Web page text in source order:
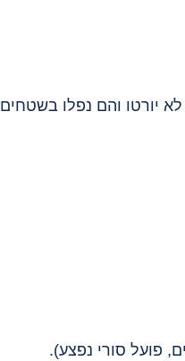
יורטו והם נפלו בשטחים
פועל סורי נפצע).